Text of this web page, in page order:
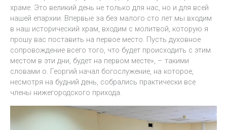
храме. Это великий день не только для нас, но и для всей
нашей епархии. Впервые за без малого сто лет мы входим
в наш исторический храм, входим с молитвой, которую я
прошу вас поставить на первое место. Пусть духовное
сопровождение всего того, что будет происходить с этим
местом в эти дни, будет на первом месте», – такими
словами о. Георгий начал богослужение, на которое,
несмотря на будний день, собрались практически все
члены нижегородского прихода.